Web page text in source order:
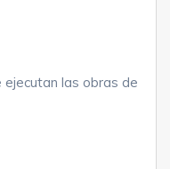
ejecutan las obras de